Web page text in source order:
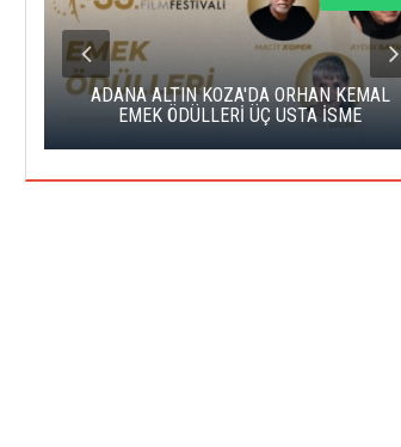
ADANA ALTIN KOZA'DA ORHAN KEMAL
EMEK ÖDÜLLERİ ÜÇ USTA İSME